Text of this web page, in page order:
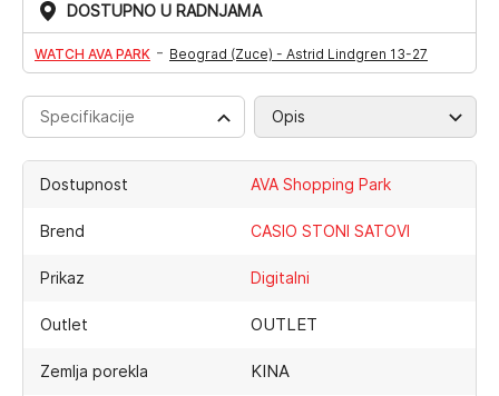
DOSTUPNO U RADNJAMA
WATCH AVA PARK - Beograd (Zuce) - Astrid Lindgren 13-27
Specifikacije Opis
Dostupnost AVA Shopping Park
Brend CASIO STONI SATOVI
Prikaz Digitalni
Outlet OUTLET
Zemlja porekla KINA